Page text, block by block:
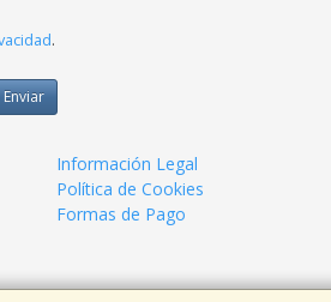
.
Enviar
Información Legal
Política de Cookies
Formas de Pago